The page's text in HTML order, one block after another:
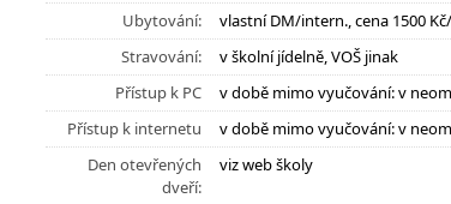
Ubytování:
vlastní DM/intern., cena 1500
Stravování:
v školní jídelně, VOŠ jinak
Přístup k PC
v době mimo vyučování: v
Přístup k internetu
v době mimo vyučování: v
Den otevřených
dveří:
viz web školy